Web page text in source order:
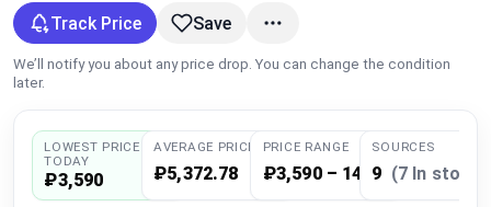
Compare
Log in
Track Price Save
We’ll notify you about any price drop. You can change the condition
later.
LOWEST PRICE
TODAY
₽3,590
AVERAGE PRICE
₽5,372.78
PRICE RANGE
₽3,590 – 14,662
SOURCES
9 (7 In stock)